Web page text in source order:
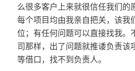
么很多客户上来就很信任我们的
每个项目均由我亲自把关，该我
位；有任何问题可以直接找我。
司那样，出了问题就推诿负责该
等借口，找不到负责人。